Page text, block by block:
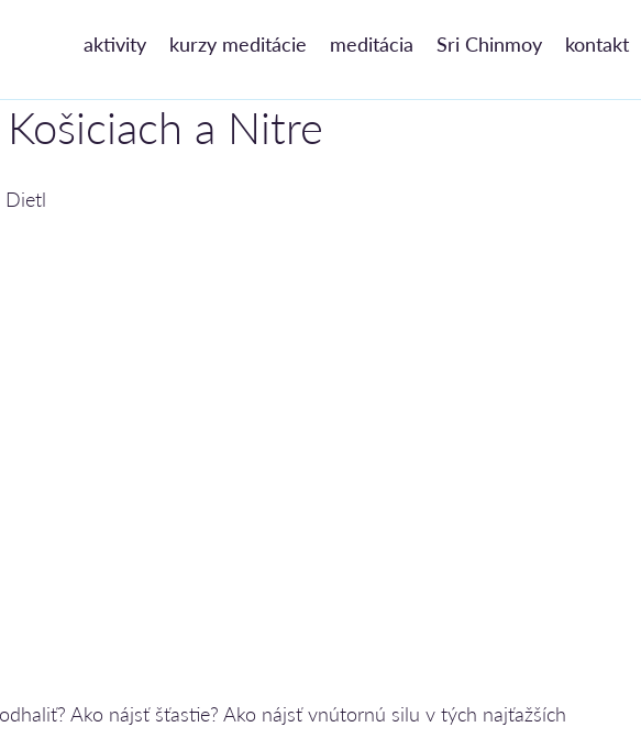
aktivity kurzy meditácie meditácia Sri Chinmoy kontakt
a Nitre
Dietl
Ako nájsť šťastie? Ako nájsť vnútornú silu v tých najťažších